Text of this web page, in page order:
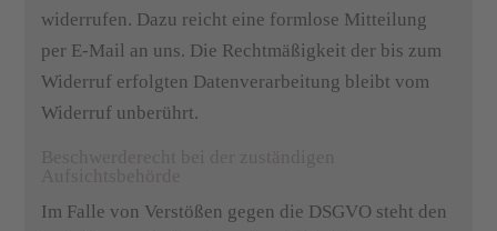
widerrufen. Dazu reicht eine formlose Mitteilung
per E-Mail an uns. Die Rechtmäßigkeit der bis zum
Widerruf erfolgten Datenverarbeitung bleibt vom
Widerruf unberührt.
Im Falle von Verstößen gegen die DSGVO steht den